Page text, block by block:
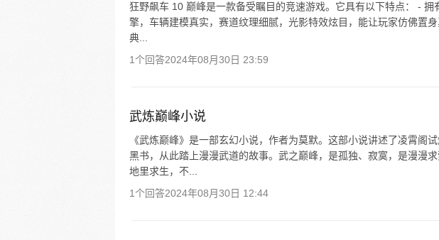
狂野飙车 10 巅峰是一款备受瞩目的竞速游戏。它具有以下特点： - 拥
擎，车辆建模真实，赛道纹理细腻，光影特效炫目，能让玩家仿佛置
典...
1个回答2024年08月30日 23:59
武炼巅峰小说
《武炼巅峰》是一部玄幻小说，作者为莫默。这部小说讲述了凌霄阁
黑书，从此踏上漫漫武道的故事。武之巅峰，是孤独、寂寞，是漫漫
地里求生，不...
1个回答2024年08月30日 12:44